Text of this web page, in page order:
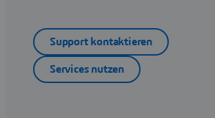
Support kontaktieren
Services nutzen